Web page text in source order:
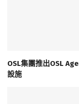
OSL集團推出OSL
設施